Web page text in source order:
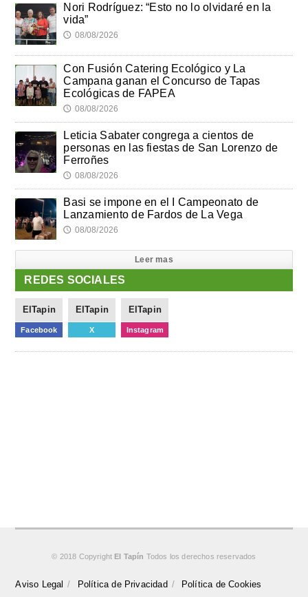
Nori Rodríguez: “Esto no lo olvidaré en la
vida”
🕔 08/08/2026
Con Fusión Catering Ecológico y La
Campana ganan el Concurso de Tapas
Ecológicas de FAPEA
🕔 08/08/2026
Leticia Sabater congrega a cientos de
personas en las fiestas de San Lorenzo de
Ferroñes
🕔 08/08/2026
Basi se impone en el I Campeonato de
Lanzamiento de Fardos de La Vega
🕔 08/08/2026
Leer mas
REDES SOCIALES
ElTapin
Facebook
ElTapin
X
ElTapin
Instagram
© 2018 Copyright El Tapín Todos los derechos reservados
Aviso Legal Política de Privacidad Política de Cookies